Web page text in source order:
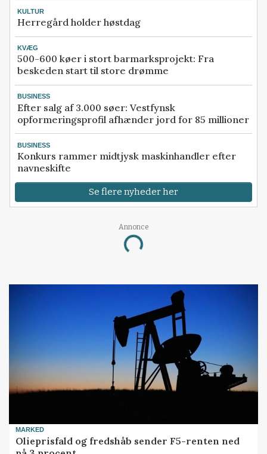
KULTUR
Herregård holder høstdag
KVÆG
500-600 køer i stort barmarksprojekt: Fra
beskeden start til store drømme
BUSINESS
Efter salg af 3.000 søer: Vestfynsk
opformeringsprofil afhænder jord for 85 millioner
BUSINESS
Konkurs rammer midtjysk maskinhandler efter
navneskifte
Se flere nyheder her
Annonce
Loading...
MARKED
Olieprisfald og fredshåb sender F5-renten ned